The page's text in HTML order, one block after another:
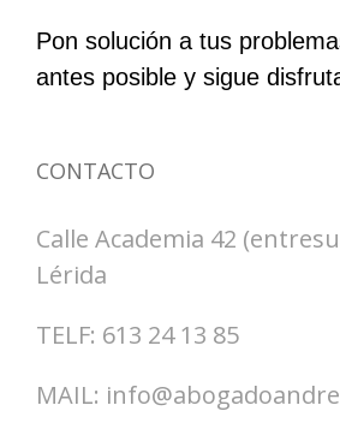
Pon solución a tus
antes posible y sigue
CONTACTO
Calle Academia 42
Lérida
TELF: 613 24 13 85
MAIL: